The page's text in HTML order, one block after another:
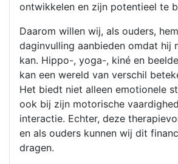
ontwikkelen en zijn potentieel te
Daarom willen wij, als ouders,
daginvulling aanbieden omdat hij
kan. Hippo-, yoga-, kiné en
kan een wereld van verschil
Het biedt niet alleen emotionele
ook bij zijn motorische
interactie. Echter, deze
en als ouders kunnen wij dit
dragen.